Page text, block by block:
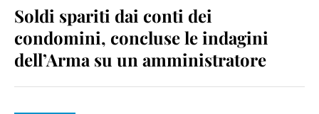
Soldi spariti dai conti dei
condomini, concluse le indagini
dell’Arma su un amministratore